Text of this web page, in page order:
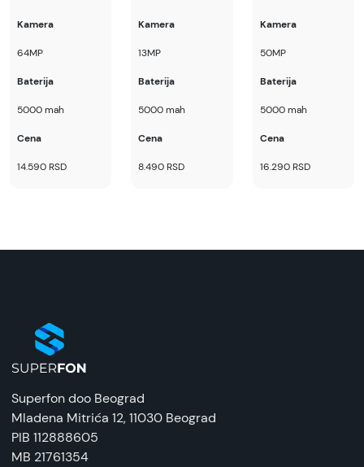
artikala budu što tačnije i detaljnije ali ne može
Kamera
64MP
Baterija
5000 mah
Cena
14.590 RSD
Kamera
13MP
Baterija
5000 mah
Cena
8.490 RSD
Kamera
50MP
Baterija
5000 mah
Cena
16.290 RSD
Superfon doo Beograd
Mladena Mitrića 12, 11030 Beograd
PIB 112888605
MB 21761354